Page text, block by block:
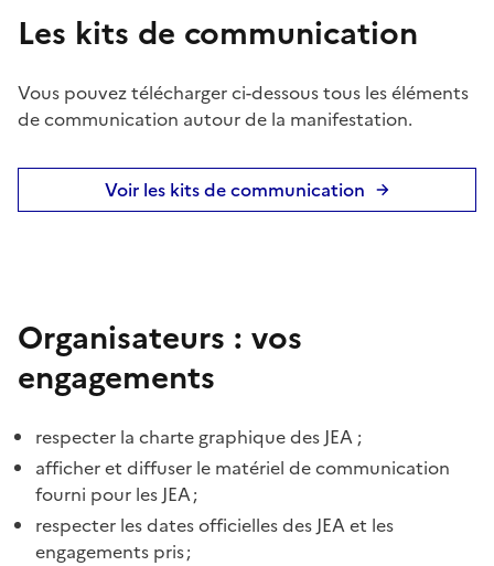
Les kits de communication
Vous pouvez télécharger ci-dessous tous les éléments
de communication autour de la manifestation.
Voir les kits de communication
Organisateurs : vos
engagements
respecter la charte graphique des JEA ;
afficher et diffuser le matériel de communication
fourni pour les JEA ;
respecter les dates officielles des JEA et les
engagements pris ;